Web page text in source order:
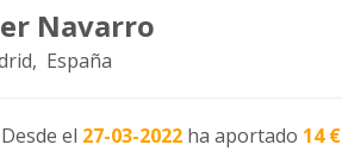
Navarro
España
Desde el 27-03-2022 ha aportado 14 €